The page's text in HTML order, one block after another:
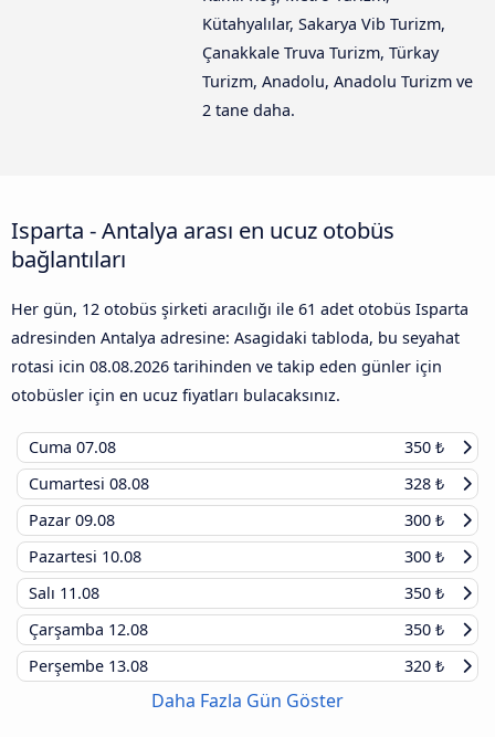
Kütahyalılar, Sakarya Vib Turizm,
Çanakkale Truva Turizm, Türkay
Turizm, Anadolu, Anadolu Turizm ve
2 tane daha.
Isparta - Antalya arası en ucuz otobüs
bağlantıları
Her gün, 12 otobüs şirketi aracılığı ile 61 adet otobüs Isparta
adresinden Antalya adresine: Asagidaki tabloda, bu seyahat
rotasi icin 08.08.2026 tarihinden ve takip eden günler için
otobüsler için en ucuz fiyatları bulacaksınız.
Cuma 07.08
350 ₺
Cumartesi 08.08
328 ₺
Pazar 09.08
300 ₺
Pazartesi 10.08
300 ₺
Salı 11.08
350 ₺
Çarşamba 12.08
350 ₺
Perşembe 13.08 320 ₺
Daha Fazla Gün Göster